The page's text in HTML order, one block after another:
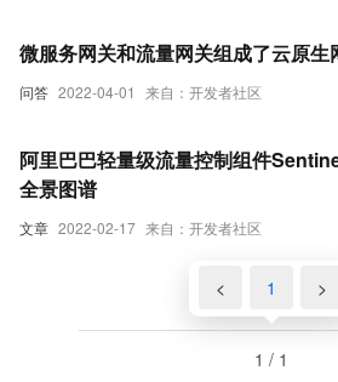
问答 2022-04-01 来自：开发者社区
微服务网关和流量网关组成了云原生
文章 2022-02-17 来自：开发者社区
阿里巴巴轻量级流量控制组件
全景图谱
< 1 >
1 / 1